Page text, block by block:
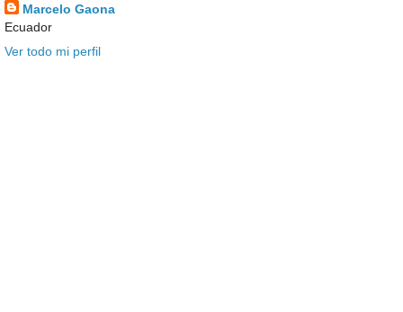
Marcelo Gaona
Ecuador
Ver todo mi perfil